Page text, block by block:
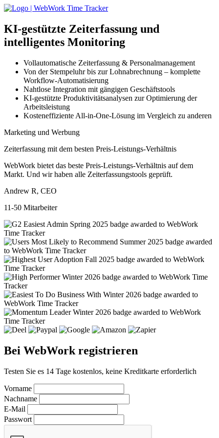
KI-gestützte Zeiterfassung und
intelligentes Monitoring
Vollautomatische Zeiterfassung & Personalmanagement
Von der Stempeluhr bis zur Lohnabrechnung – komplette
Workflow-Automatisierung
Nahtlose Integration mit gängigen Geschäftstools
KI-gestützte Produktivitätsanalysen zur Optimierung der
Arbeitsleistung
Kosteneffiziente All-in-One-Lösung im Vergleich zu anderen
Marketing und Werbung
Zeiterfassung mit dem besten Preis-Leistungs-Verhältnis
WebWork bietet das beste Preis-Leistungs-Verhältnis auf dem
Markt. Und wir haben alle Zeiterfassungstools geprüft.
Andrew R, CEO
11-50 Mitarbeiter
Bei WebWork registrieren
Testen Sie es 14 Tage kostenlos, keine Kreditkarte erforderlich
Vorname
Nachname
E-Mail
Passwort